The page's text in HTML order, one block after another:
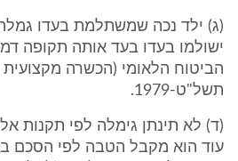
ישולמו בעדו בעד אותה תקופה
הביטוח הלאומי (הכשרה מקצועית
תשל"ט-1979.
(ד) לא תינתן גימלה לפי תקנות
עוד הוא מקבל הטבה לפי הסכם